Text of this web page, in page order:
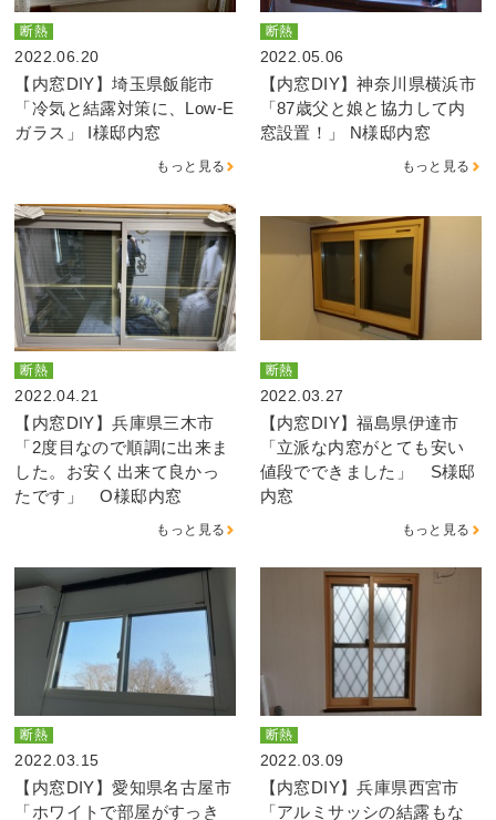
断熱
2022.06.20
【内窓DIY】埼玉県飯能市
「冷気と結露対策に、Low-E
ガラス」 I様邸内窓
もっと見る
断熱
2022.05.06
【内窓DIY】神奈川県横浜市
「87歳父と娘と協力して内
窓設置！」 N様邸内窓
もっと見る
断熱
2022.04.21
【内窓DIY】兵庫県三木市
「2度目なので順調に出来ま
した。お安く出来て良かっ
たです」 O様邸内窓
もっと見る
断熱
2022.03.27
【内窓DIY】福島県伊達市
「立派な内窓がとても安い
値段でできました」 S様邸
内窓
もっと見る
断熱
2022.03.15
【内窓DIY】愛知県名古屋市
「ホワイトで部屋がすっき
断熱
2022.03.09
【内窓DIY】兵庫県西宮市
「アルミサッシの結露もな